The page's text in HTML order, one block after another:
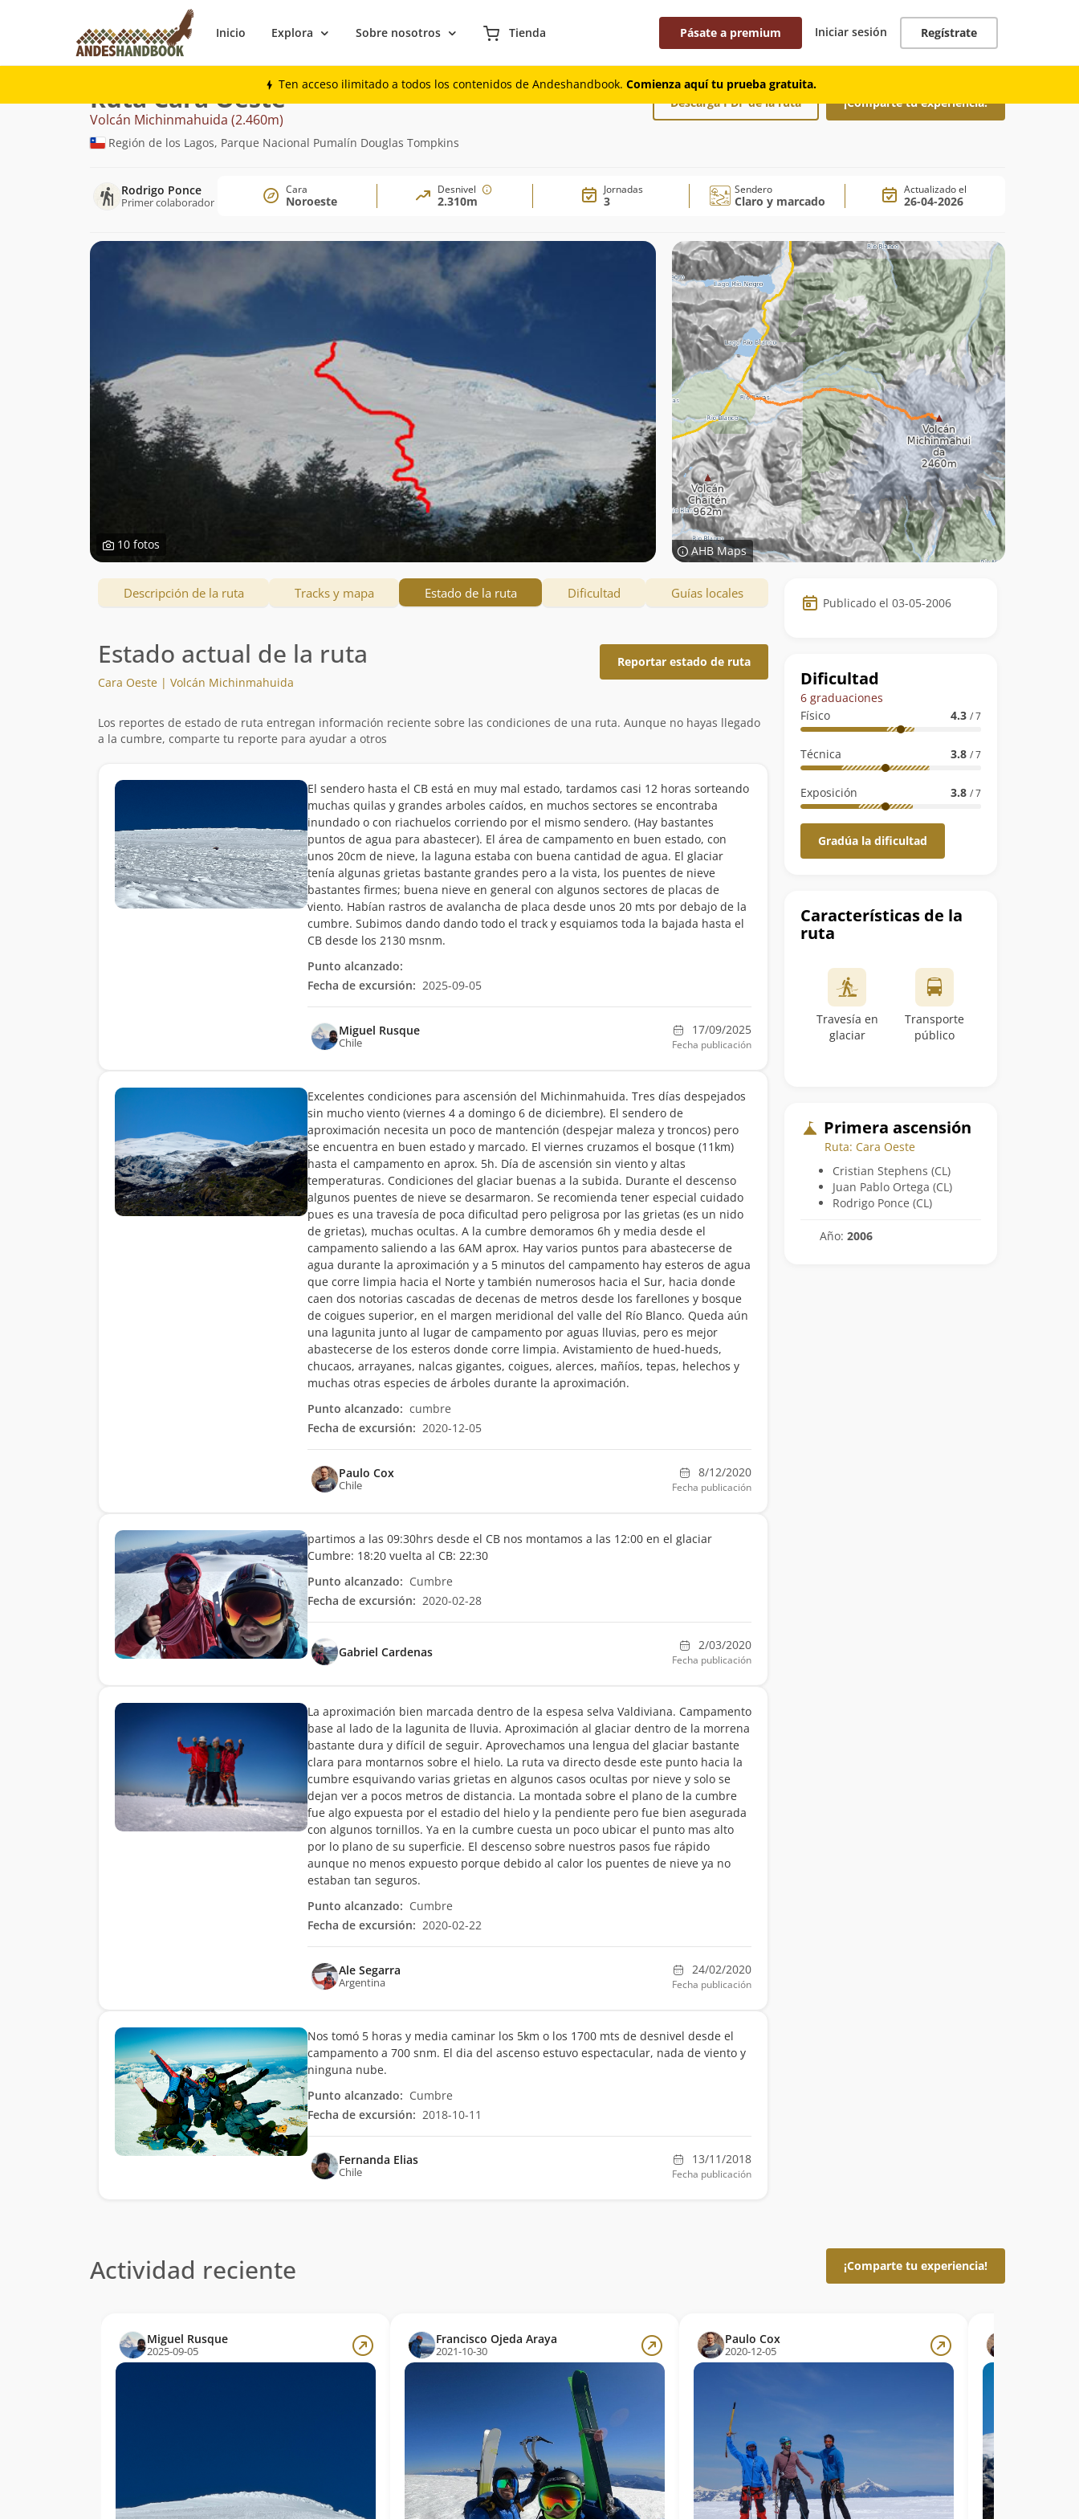
Inicio Explora Sobre nosotros Tienda Pásate a premium Iniciar sesión Regístrate
Ten acceso ilimitado a todos los contenidos de Andeshandbook. Comienza aquí tu prueba gratuita.
Montaña
Ruta Cara Oeste
Volcán Michinmahuida (2.460m)
Región de los Lagos, Parque Nacional Pumalín Douglas Tompkins
Descarga PDF de la ruta ¡Comparte tu experiencia!
Rodrigo Ponce
Primer colaborador
Cara
Noroeste
Desnivel
2.310m
Jornadas
3
Sendero
Claro y marcado
Actualizado el
26-04-2026
10 fotos AHB Maps
Datos
de
ruta
Publicado el 03-05-2006
Dificultad
6 graduaciones
Físico
4.3 / 7
Técnica 3.8 / 7
Exposición 3.8 / 7
Gradúa la dificultad
Características de la
ruta
Travesía en
glaciar
Transporte
público
Primera ascensión
Ruta: Cara Oeste
Cristian Stephens (CL)
Juan Pablo Ortega (CL)
Rodrigo Ponce (CL)
Año: 2006
Descripción de la ruta Tracks y mapa Estado de la ruta Dificultad Guías locales
Estado actual de la ruta
Cara Oeste | Volcán Michinmahuida
Reportar estado de ruta
Los reportes de estado de ruta entregan información reciente sobre las condiciones de una ruta. Aunque no hayas llegado
a la cumbre, comparte tu reporte para ayudar a otros
El sendero hasta el CB está en muy mal estado, tardamos casi 12 horas sorteando
muchas quilas y grandes arboles caídos, en muchos sectores se encontraba
inundado o con riachuelos corriendo por el mismo sendero. (Hay bastantes
puntos de agua para abastecer). El área de campamento en buen estado, con
unos 20cm de nieve, la laguna estaba con buena cantidad de agua. El glaciar
tenía algunas grietas bastante grandes pero a la vista, los puentes de nieve
bastantes firmes; buena nieve en general con algunos sectores de placas de
viento. Habían rastros de avalancha de placa desde unos 20 mts por debajo de la
cumbre. Subimos dando dando todo el track y esquiamos toda la bajada hasta el
CB desde los 2130 msnm.
Punto alcanzado:
Fecha de excursión: 2025-09-05
Miguel Rusque
Chile
17/09/2025
Fecha publicación
Excelentes condiciones para ascensión del Michinmahuida. Tres días despejados
sin mucho viento (viernes 4 a domingo 6 de diciembre). El sendero de
aproximación necesita un poco de mantención (despejar maleza y troncos) pero
se encuentra en buen estado y marcado. El viernes cruzamos el bosque (11km)
hasta el campamento en aprox. 5h. Día de ascensión sin viento y altas
temperaturas. Condiciones del glaciar buenas a la subida. Durante el descenso
algunos puentes de nieve se desarmaron. Se recomienda tener especial cuidado
pues es una travesía de poca dificultad pero peligrosa por las grietas (es un nido
de grietas), muchas ocultas. A la cumbre demoramos 6h y media desde el
campamento saliendo a las 6AM aprox. Hay varios puntos para abastecerse de
agua durante la aproximación y a 5 minutos del campamento hay esteros de agua
que corre limpia hacia el Norte y también numerosos hacia el Sur, hacia donde
caen dos notorias cascadas de decenas de metros desde los farellones y bosque
de coigues superior, en el margen meridional del valle del Río Blanco. Queda aún
una lagunita junto al lugar de campamento por aguas lluvias, pero es mejor
abastecerse de los esteros donde corre limpia. Avistamiento de hued-hueds,
chucaos, arrayanes, nalcas gigantes, coigues, alerces, mañíos, tepas, helechos y
muchas otras especies de árboles durante la aproximación.
Punto alcanzado: cumbre
Fecha de excursión: 2020-12-05
Paulo Cox
Chile
8/12/2020
Fecha publicación
partimos a las 09:30hrs desde el CB nos montamos a las 12:00 en el glaciar
Cumbre: 18:20 vuelta al CB: 22:30
Punto alcanzado: Cumbre
Fecha de excursión: 2020-02-28
Gabriel Cardenas 2/03/2020
Fecha publicación
La aproximación bien marcada dentro de la espesa selva Valdiviana. Campamento
base al lado de la lagunita de lluvia. Aproximación al glaciar dentro de la morrena
bastante dura y difícil de seguir. Aprovechamos una lengua del glaciar bastante
clara para montarnos sobre el hielo. La ruta va directo desde este punto hacia la
cumbre esquivando varias grietas en algunos casos ocultas por nieve y solo se
dejan ver a pocos metros de distancia. La montada sobre el plano de la cumbre
fue algo expuesta por el estadio del hielo y la pendiente pero fue bien asegurada
con algunos tornillos. Ya en la cumbre cuesta un poco ubicar el punto mas alto
por lo plano de su superficie. El descenso sobre nuestros pasos fue rápido
aunque no menos expuesto porque debido al calor los puentes de nieve ya no
estaban tan seguros.
Punto alcanzado: Cumbre
Fecha de excursión: 2020-02-22
Ale Segarra
Argentina
24/02/2020
Fecha publicación
Nos tomó 5 horas y media caminar los 5km o los 1700 mts de desnivel desde el
campamento a 700 snm. El dia del ascenso estuvo espectacular, nada de viento y
ninguna nube.
Punto alcanzado: Cumbre
Fecha de excursión: 2018-10-11
Fernanda Elias
Chile
13/11/2018
Fecha publicación
Actividad reciente ¡Comparte tu experiencia!
Miguel Rusque
2025-09-05
Francisco Ojeda Araya
2021-10-30
Paulo Cox
2020-12-05